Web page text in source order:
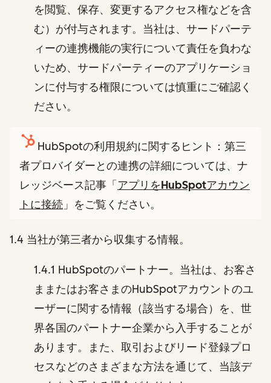
を閲覧、保存、変更するアクセス権などを含
む）が付与されます。当社は、サードパーテ
ィーの連携機能の実行について責任を負わな
いため、サードパーティーのアプリケーショ
ンに付与する権限については慎重にご確認く
ださい。
HubSpotの利用規約に関するヒント：第三
者プロバイダーとの連携の詳細については、ナ
レッジベース記事「 アプリをHubSpotアカウン
トに接続 」をご覧ください。
1.4 当社が第三者から収集する情報。
1.4.1 HubSpotのパートナー。当社は、お客さ
ままたはお客さまのHubSpotアカウントのユ
ーザーに関する情報（該当する場合）を、世
界各国のパートナー企業から入手することが
あります。また、取引およびリード登録プロ
セスなどのさまざまな方法を通じて、当該デ